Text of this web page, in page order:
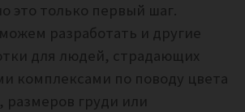
это только первый шаг.
разработать и другие
для людей, страдающих
комплексами по поводу цвета
размеров груди или